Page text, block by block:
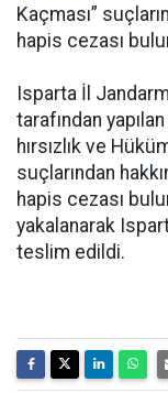
Kaçması”
hapis cezası
Isparta İl
tarafından
hırsızlık ve
suçlarından
hapis cezası
yakalanarak
teslim edildi.